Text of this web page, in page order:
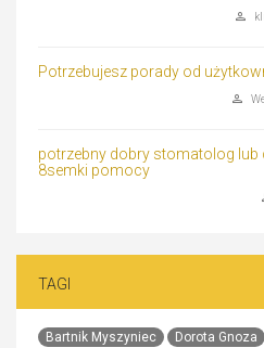
Potrzebujesz porady od
potrzebny dobry stomatolog
8semki pomocy
TAGI
Bartnik Myszyniec Dorota Gnoza